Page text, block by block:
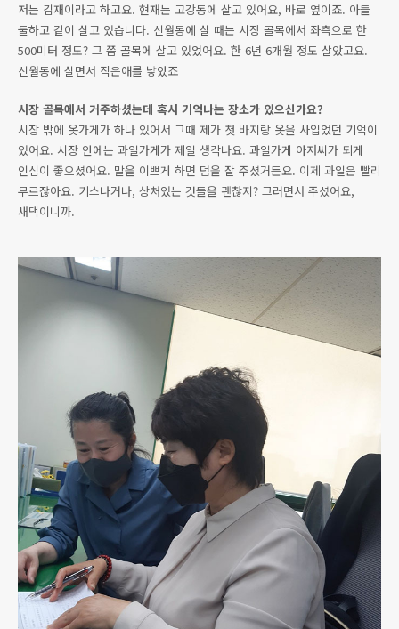
저는 김재이라고 하고요. 현재는 고강동에 살고 있어요, 바로 옆이죠. 아들
둘하고 같이 살고 있습니다. 신월동에 살 때는 시장 골목에서 좌측으로 한
500미터 정도? 그 쯤 골목에 살고 있었어요. 한 6년 6개월 정도 살았고요.
신월동에 살면서 작은애를 낳았죠
시장 골목에서 거주하셨는데 혹시 기억나는 장소가 있으신가요?
시장 밖에 옷가게가 하나 있어서 그때 제가 첫 바지랑 옷을 사입었던 기억이
있어요. 시장 안에는 과일가게가 제일 생각나요. 과일가게 아저씨가 되게
인심이 좋으셨어요. 말을 이쁘게 하면 덤을 잘 주셨거든요. 이제 과일은 빨리
무르잖아요. 기스나거나, 상처있는 것들을 괜찮지? 그러면서 주셨어요,
새댁이니까.